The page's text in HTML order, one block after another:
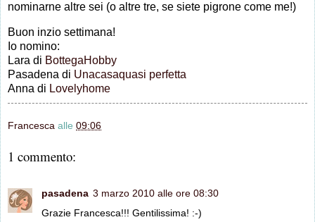
nominarne altre sei (o altre tre, se siete pigrone come me!)
Buon inzio settimana!
Io nomino:
Lara di BottegaHobby
Pasadena di Unacasaquasi perfetta
Anna di Lovelyhome
Francesca alle 09:06
1 commento:
pasadena 3 marzo 2010 alle ore 08:30
Grazie Francesca!!! Gentilissima! :-)